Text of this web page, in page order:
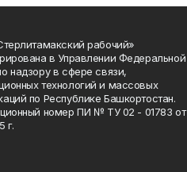
рабочий»
в Управлении Федеральной
надзору в сфере связи,
технологий и массовых
по Республике Башкортостан.
номер ПИ № ТУ 02 - 01783 от
г.